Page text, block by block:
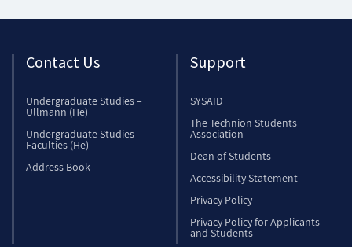
Contact Us
Undergraduate Studies –
Ullmann (He)
Undergraduate Studies –
Faculties (He)
Address Book
Support
SYSAID
The Technion Students
Association
Dean of Students
Accessibility Statement
Privacy Policy
Privacy Policy for Applicants
and Students